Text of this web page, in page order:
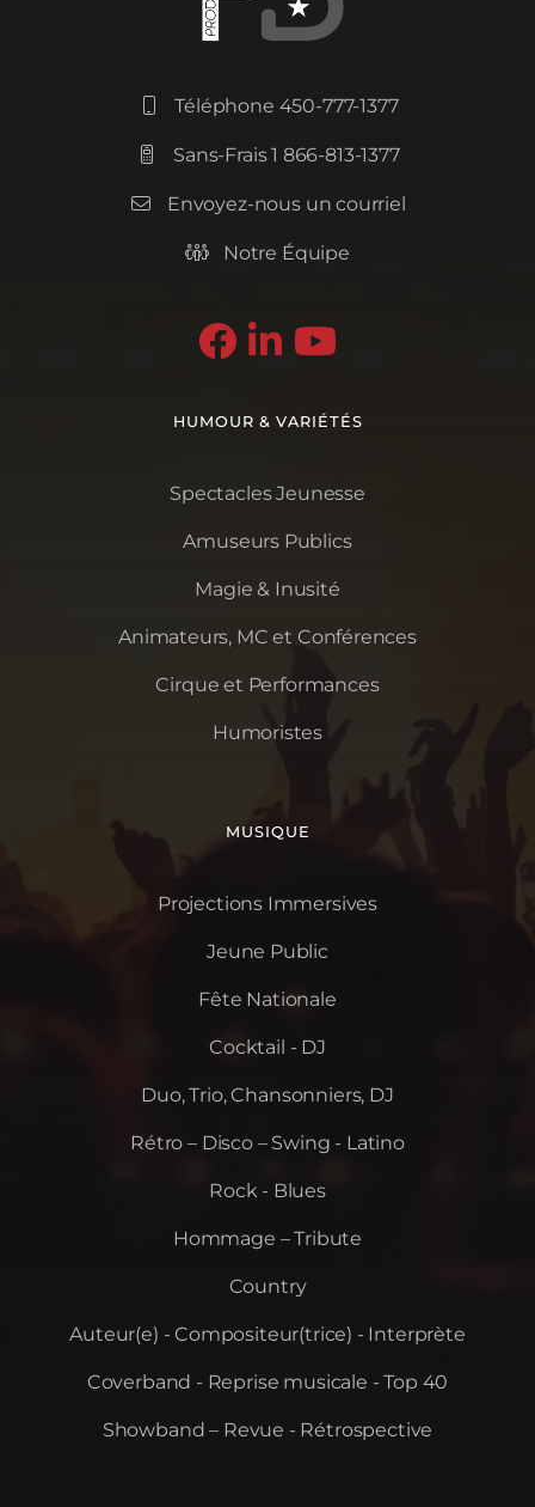
Téléphone 450-777-1377
 Sans-Frais 1 866-813-1377
 Envoyez-nous un courriel
 Notre Équipe
  
HUMOUR & VARIÉTÉS
Spectacles Jeunesse
Amuseurs Publics
Magie & Inusité
Animateurs, MC et Conférences
Cirque et Performances
Humoristes
MUSIQUE
Projections Immersives
Jeune Public
Fête Nationale
Cocktail - DJ
Duo, Trio, Chansonniers, DJ
Rétro – Disco – Swing - Latino
Rock - Blues
Hommage – Tribute
Country
Auteur(e) - Compositeur(trice) - Interprète
Coverband - Reprise musicale - Top 40
Showband – Revue - Rétrospective